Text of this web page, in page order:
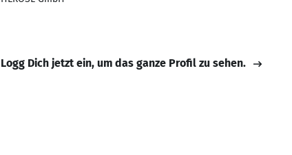
Logg Dich jetzt ein, um das ganze Profil zu sehen.